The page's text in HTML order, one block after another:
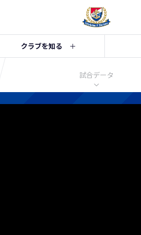
クラブを知る
試合データ